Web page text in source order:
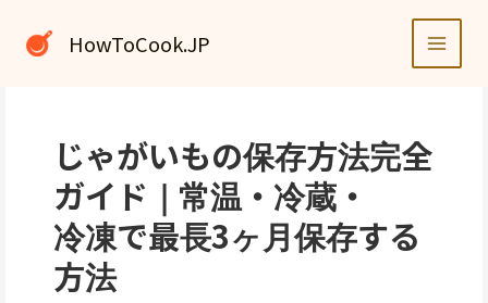
HowToCook.JP
じゃがいもの保存方法完全
ガイド｜常温・冷蔵・
冷凍で最長3ヶ月保存する
方法